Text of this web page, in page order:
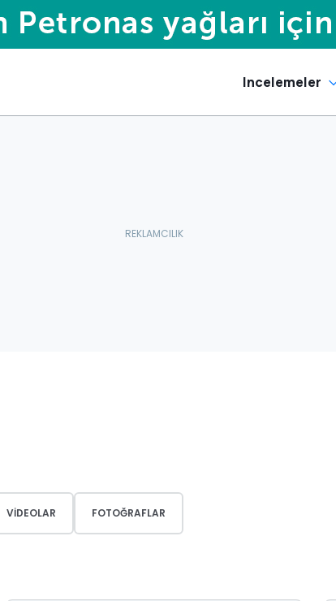
Incelemeler
VIDEOLAR FOTOĞRAFLAR